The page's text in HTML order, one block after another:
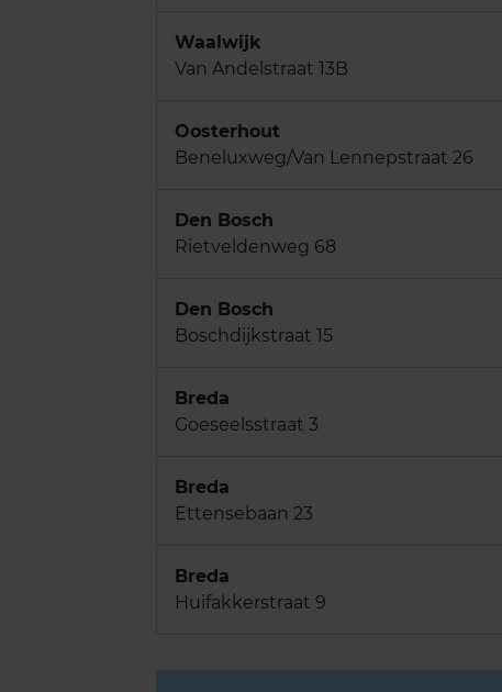
Waalwijk
Van Andelstraat 13B
Oosterhout
Beneluxweg/Van Lennepstraat 26
Den Bosch
Rietveldenweg 68
Den Bosch
Boschdijkstraat 15
Breda
Goeseelsstraat 3
Breda
Ettensebaan 23
Breda
Huifakkerstraat 9